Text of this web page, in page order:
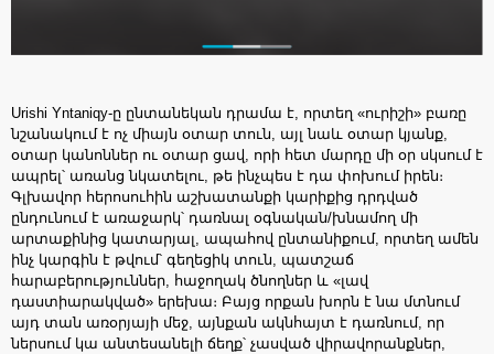
Urishi Yntaniqy-ը ընտանեկան դրամա է, որտեղ «ուրիշի» բառը
նշանակում է ոչ միայն օտար տուն, այլ նաև օտար կյանք,
օտար կանոններ ու օտար ցավ, որի հետ մարդը մի օր սկսում է
ապրել՝ առանց նկատելու, թե ինչպես է դա փոխում իրեն։
Գլխավոր հերոսուհին աշխատանքի կարիքից դրդված
ընդունում է առաջարկ՝ դառնալ օգնական/խնամող մի
արտաքինից կատարյալ, ապահով ընտանիքում, որտեղ ամեն
ինչ կարգին է թվում՝ գեղեցիկ տուն, պատշաճ
հարաբերություններ, հաջողակ ծնողներ և «լավ
դաստիարակված» երեխա։ Բայց որքան խորն է նա մտնում
այդ տան առօրյայի մեջ, այնքան ակնհայտ է դառնում, որ
ներսում կա անտեսանելի ճեղք՝ չասված վիրավորանքներ,